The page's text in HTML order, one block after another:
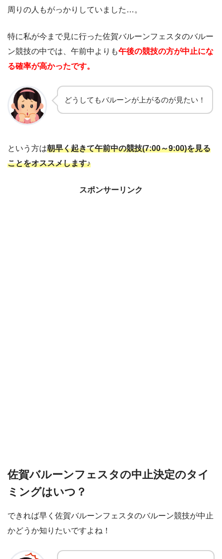
周りの人もがっかりしていました…。
特に私が今まで見に行った佐賀バルーンフェスタのバルー
ン競技の中では、午前中よりも午後の競技の方が中止にな
る確率が高かったです。
どうしてもバルーンが上がるのが見たい！
という方は朝早く起きて午前中の競技(7:00～9:00)を見る
ことをオススメします♪
スポンサーリンク
佐賀バルーンフェスタの中止決定のタイ
ミングはいつ？
できれば早く佐賀バルーンフェスタのバルーン競技が中止
かどうか知りたいですよね！